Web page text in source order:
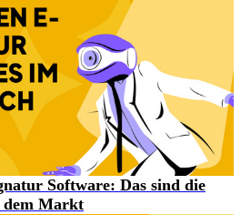
Software: Das sind die
dem Markt